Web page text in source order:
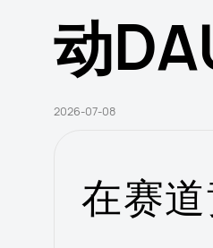
动
2026-07-08
在赛